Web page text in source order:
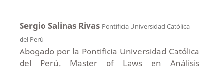
Sergio Salinas Rivas Pontificia Universidad Católica
del Perú
Abogado por la Pontificia Universidad Católica
del Perú. Master of Laws en Análisis